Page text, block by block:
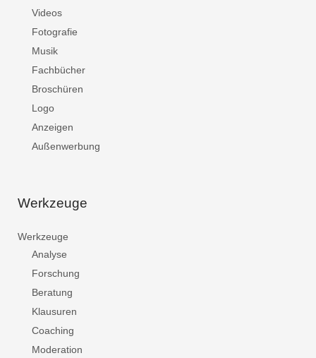
Videos
Fotografie
Musik
Fachbücher
Broschüren
Logo
Anzeigen
Außenwerbung
Werkzeuge
Werkzeuge
Analyse
Forschung
Beratung
Klausuren
Coaching
Moderation